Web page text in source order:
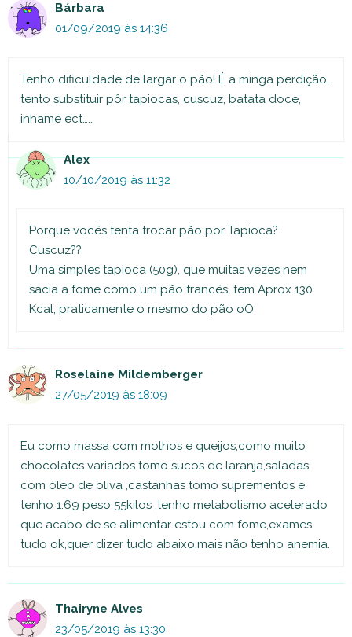
Bárbara
01/09/2019 às 14:36
Tenho dificuldade de largar o pão! É a minga perdição,
tento substituir pôr tapiocas, cuscuz, batata doce,
inhame ect…..
Alex
10/10/2019 às 11:32
Porque vocês tenta trocar pão por Tapioca?
Cuscuz??
Uma simples tapioca (50g), que muitas vezes nem
sacia a fome como um pão francês, tem Aprox 130
Kcal, praticamente o mesmo do pão oO
Roselaine Mildemberger
27/05/2019 às 18:09
Eu como massa com molhos e queijos,como muito
chocolates variados tomo sucos de laranja,saladas
com óleo de oliva ,castanhas tomo suprementos e
tenho 1.69 peso 55kilos ,tenho metabolismo acelerado
que acabo de se alimentar estou com fome,exames
tudo ok,quer dizer tudo abaixo,mais não tenho anemia.
Thairyne Alves
23/05/2019 às 13:30